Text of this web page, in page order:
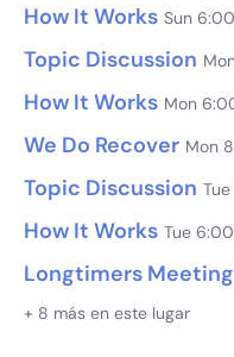
How It Works Sun
Topic Discussion
How It Works Mon
We Do Recover Mon
Topic Discussion
How It Works Tue
Longtimers Meeting
+ 8 más en este lugar